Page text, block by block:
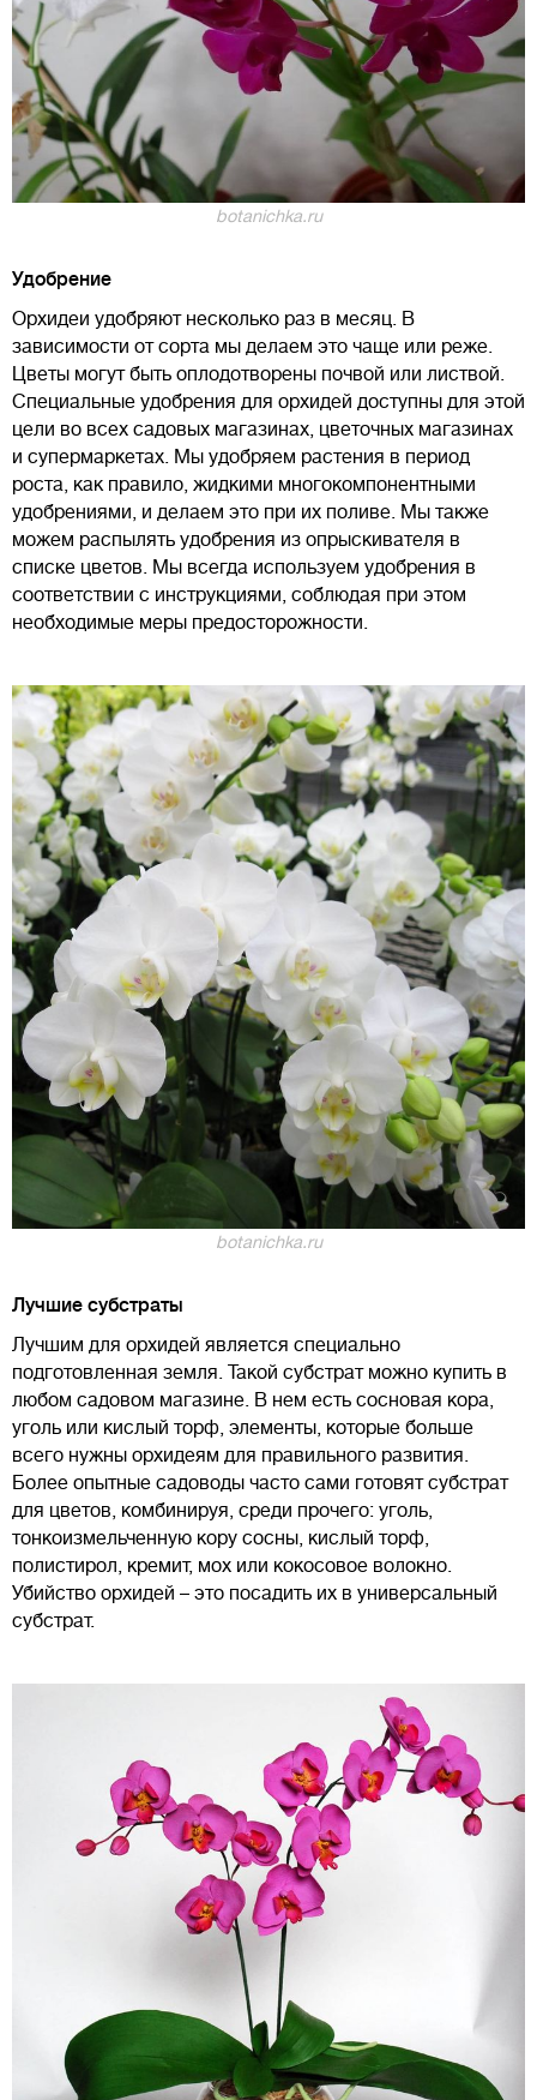
botanichka.ru
Удобрение
Орхидеи удобряют несколько раз в месяц. В
зависимости от сорта мы делаем это чаще или реже.
Цветы могут быть оплодотворены почвой или листвой.
Специальные удобрения для орхидей доступны для этой
цели во всех садовых магазинах, цветочных магазинах
и супермаркетах. Мы удобряем растения в период
роста, как правило, жидкими многокомпонентными
удобрениями, и делаем это при их поливе. Мы также
можем распылять удобрения из опрыскивателя в
списке цветов. Мы всегда используем удобрения в
соответствии с инструкциями, соблюдая при этом
необходимые меры предосторожности.
botanichka.ru
Лучшие субстраты
Лучшим для орхидей является специально
подготовленная земля. Такой субстрат можно купить в
любом садовом магазине. В нем есть сосновая кора,
уголь или кислый торф, элементы, которые больше
всего нужны орхидеям для правильного развития.
Более опытные садоводы часто сами готовят субстрат
для цветов, комбинируя, среди прочего: уголь,
тонкоизмельченную кору сосны, кислый торф,
полистирол, кремит, мох или кокосовое волокно.
Убийство орхидей – это посадить их в универсальный
субстрат.